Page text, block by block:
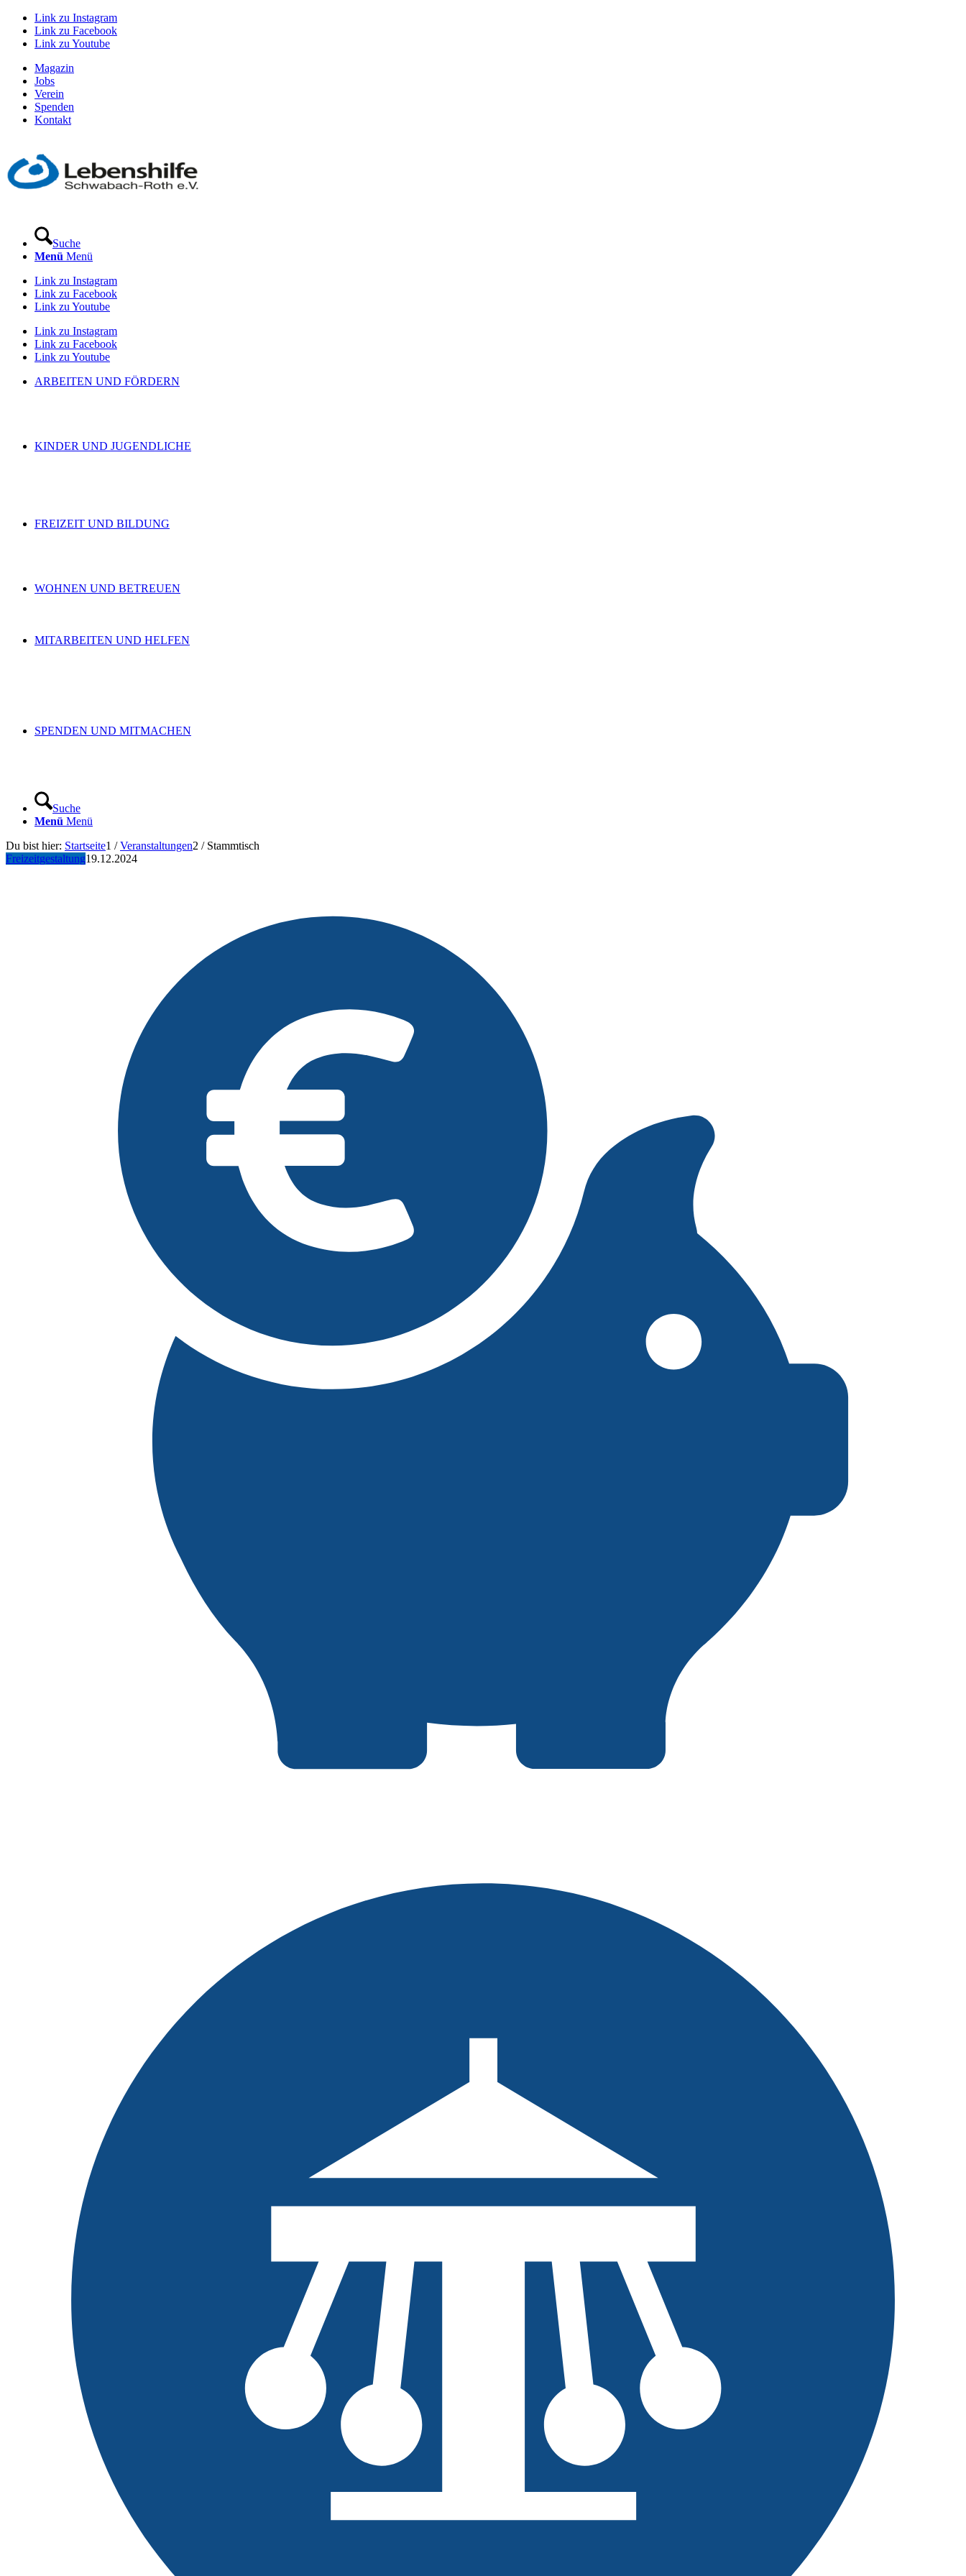
Link zu Instagram
Link zu Facebook
Link zu Youtube
Magazin
Jobs
Verein
Spenden
Kontakt
Suche
Menü Menü
Link zu Instagram
Link zu Facebook
Link zu Youtube
Link zu Instagram
Link zu Facebook
Link zu Youtube
ARBEITEN UND FÖRDERN
KINDER UND JUGENDLICHE
FREIZEIT UND BILDUNG
WOHNEN UND BETREUEN
MITARBEITEN UND HELFEN
SPENDEN UND MITMACHEN
Suche
Menü Menü
Du bist hier: Startseite1 / Veranstaltungen2 / Stammtisch
Freizeitgestaltung19.12.2024